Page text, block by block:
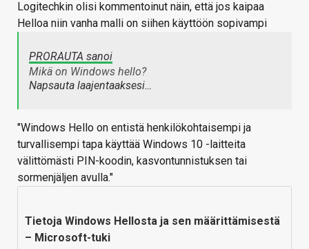
Logitechkin olisi kommentoinut näin, että jos kaipaa
Helloa niin vanha malli on siihen käyttöön sopivampi
PRORAUTA sanoi
Mikä on Windows hello?
Napsauta laajentaaksesi…
"Windows Hello on entistä henkilökohtaisempi ja
turvallisempi tapa käyttää Windows 10 -laitteita
välittömästi PIN-koodin, kasvontunnistuksen tai
sormenjäljen avulla."
Tietoja Windows Hellosta ja sen määrittämisestä
– Microsoft-tuki